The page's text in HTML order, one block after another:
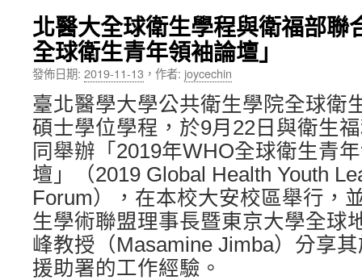
容北醫大全球衛生學程與衛福部聯
全球衛生青年領袖論壇」
發佈日期: 2019-11-13 ， 作者: joycechin
臺北醫學大學公共衛生學院全球衛
碩士學位學程，於9月22日與衛生
同舉辦「2019年WHO全球衛生青
壇」（2019 Global Health Youth
Forum），在本校大安校區舉行，
生學術聯盟理事長暨東京大學全球
峰教授（Masamine Jimba）分享
援助署的工作經驗。